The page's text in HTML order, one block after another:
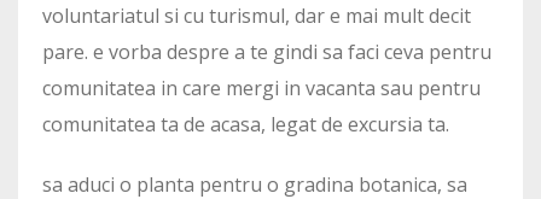
voluntariatul si cu turismul, dar e mai mult decit
pare. e vorba despre a te gindi sa faci ceva pentru
comunitatea in care mergi in vacanta sau pentru
comunitatea ta de acasa, legat de excursia ta.
sa aduci o planta pentru o gradina botanica, sa